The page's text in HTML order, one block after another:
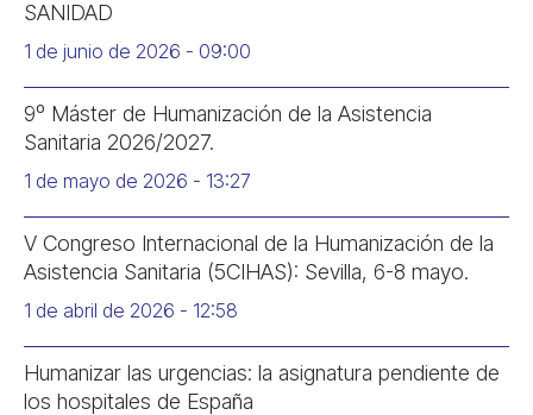
SANIDAD
1 de junio de 2026 09:00
9º Máster de Humanización de la Asistencia
Sanitaria 2026/2027.
1 de mayo de 2026 13:27
V Congreso Internacional de la Humanización de la
Asistencia Sanitaria (5CIHAS): Sevilla, 6-8 mayo.
1 de abril de 2026 12:58
Humanizar las urgencias: la asignatura pendiente de
los hospitales de España